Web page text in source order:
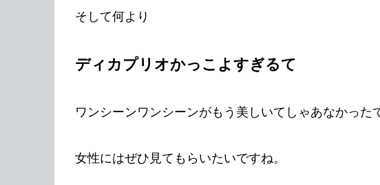
そして何より
ディカプリオかっこよすぎるて
ワンシーンワンシーンがもう美しいてしゃあなかった
女性にはぜひ見てもらいたいですね。